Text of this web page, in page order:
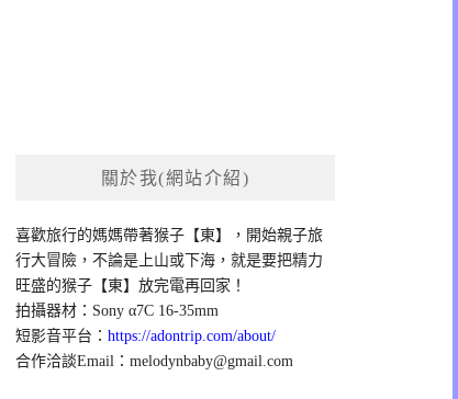
關於我(網站介紹)
喜歡旅行的媽媽帶著猴子【東】，開始親子旅
行大冒險，不論是上山或下海，就是要把精力
旺盛的猴子【東】放完電再回家！
拍攝器材：Sony α7C 16-35mm
短影音平台：https://adontrip.com/about/
合作洽談Email：melodynbaby@gmail.com